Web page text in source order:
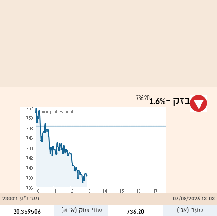
בזק -1.6%
736.20
13:03 07/08/2026
מס' נ"ע 230011
שער (אג') 736.20 שווי שוק (א` ₪) 20,359,506